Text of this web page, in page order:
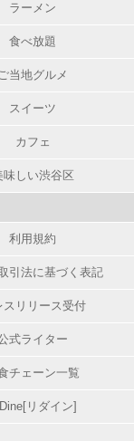
ラーメン
食べ放題
当地グルメ
スイーツ
カフェ
味しい渋谷区
利用規約
引法に基づく表記
スリリース受付
式ライター
チェーン一覧
リダイン]